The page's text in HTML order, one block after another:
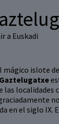
a Euskadi
islote
localidades
en el siglo